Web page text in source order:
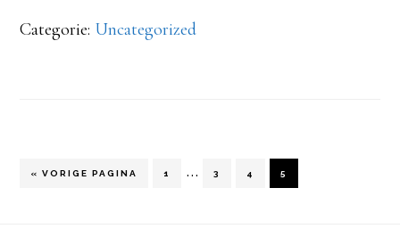
Categorie: Uncategorized
«GA
VORIGE PAGINA PAGINA
1
Interim
… PAGINA
3 PAGINA
4 PAGINA
5